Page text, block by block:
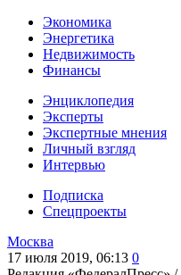
Экономика
Энергетика
Недвижимость
Финансы
Энциклопедия
Эксперты
Экспертные мнения
Личный взгляд
Интервью
Подписка
Спецпроекты
Москва
17 июля 2019, 06:13 0